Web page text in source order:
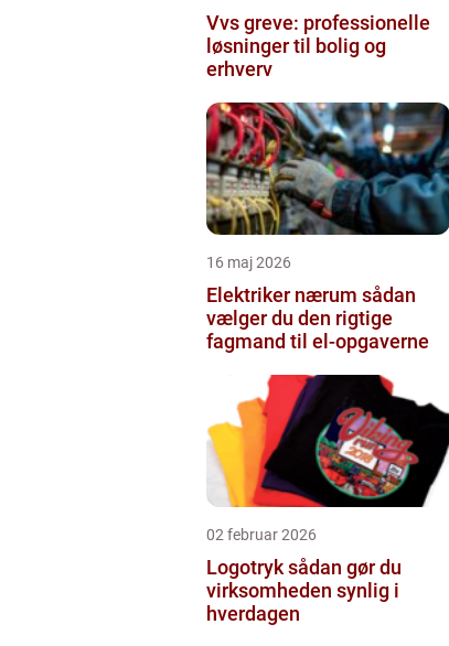
Vvs greve: professionelle
løsninger til bolig og
erhverv
16 maj 2026
Elektriker nærum sådan
vælger du den rigtige
fagmand til el-opgaverne
02 februar 2026
Logotryk sådan gør du
virksomheden synlig i
hverdagen